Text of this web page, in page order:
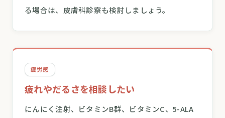
る場合は、皮膚科診察も検討しましょう。
疲労感
疲れやだるさを相談したい
にんにく注射、ビタミンB群、ビタミンC、5-ALA